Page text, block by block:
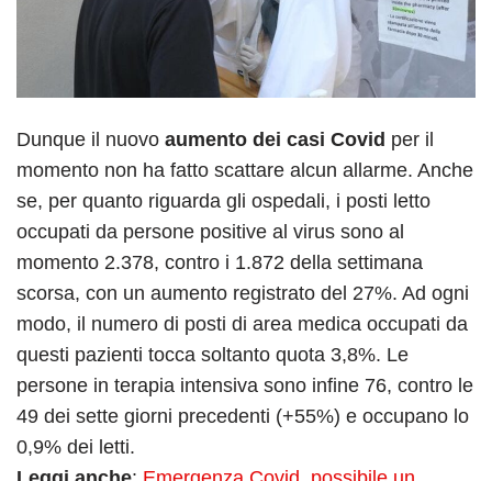
Dunque il nuovo aumento dei casi Covid per il
momento non ha fatto scattare alcun allarme. Anche
se, per quanto riguarda gli ospedali, i posti letto
occupati da persone positive al virus sono al
momento 2.378, contro i 1.872 della settimana
scorsa, con un aumento registrato del 27%. Ad ogni
modo, il numero di posti di area medica occupati da
questi pazienti tocca soltanto quota 3,8%. Le
persone in terapia intensiva sono infine 76, contro le
49 dei sette giorni precedenti (+55%) e occupano lo
0,9% dei letti.